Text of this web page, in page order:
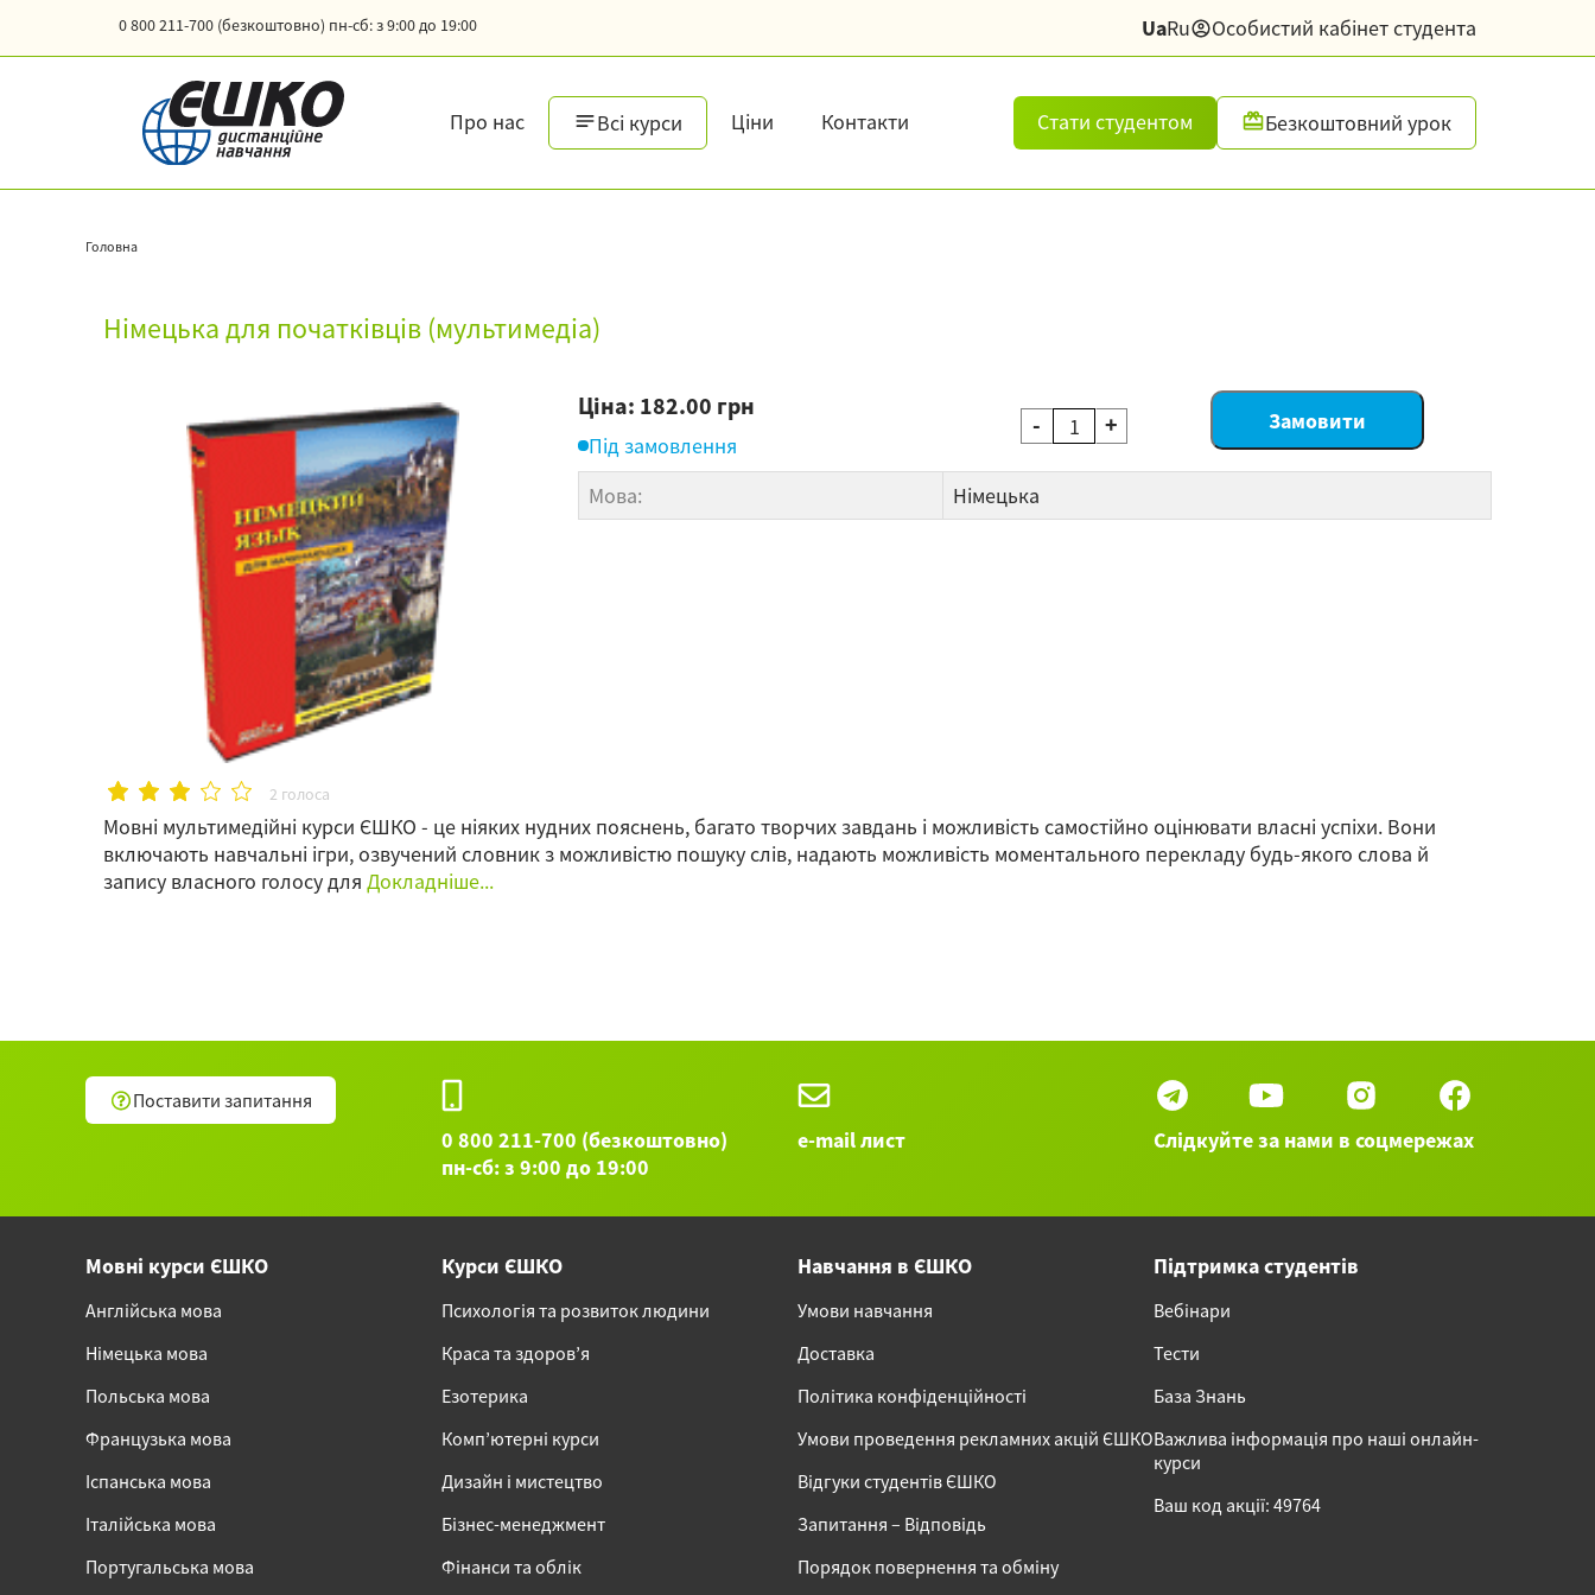
0 800 211-700 (безкоштовно) пн-сб: з 9:00 до 19:00 UaRu Особистий кабінет студента
Про нас Всі курси Ціни Контакти Стати студентом Безкоштовний урок
Головна
Німецька для початківців (мультимедіа)
2 голоса
Ціна: 182.00 грн
Під замовлення
- +
Мова: Німецька
Мовні мультимедійні курси ЄШКО - це ніяких нудних пояснень, багато творчих завдань і можливість самостійно оцінювати власні успіхи. Вони
включають навчальні ігри, озвучений словник з можливістю пошуку слів, надають можливість моментального перекладу будь-якого слова й
запису власного голосу для Докладніше...
Поставити запитання
0 800 211-700 (безкоштовно)
пн-сб: з 9:00 до 19:00
e-mail лист Слідкуйте за нами в соцмережах
Мовні курси ЄШКО
Англійська мова
Німецька мова
Польська мова
Французька мова
Іспанська мова
Італійська мова
Португальська мова
Курси ЄШКО
Психологія та розвиток людини
Краса та здоров’я
Езотерика
Комп’ютерні курси
Дизайн і мистецтво
Бізнес-менеджмент
Фінанси та облік
Навчання в ЄШКО
Умови навчання
Доставка
Політика конфіденційності
Умови проведення рекламних акцій ЄШКО
Відгуки студентів ЄШКО
Запитання – Відповідь
Порядок повернення та обміну
Підтримка студентів
Вебінари
Тести
База Знань
Важлива інформація про наші онлайн-
курси
Ваш код акції: 49764